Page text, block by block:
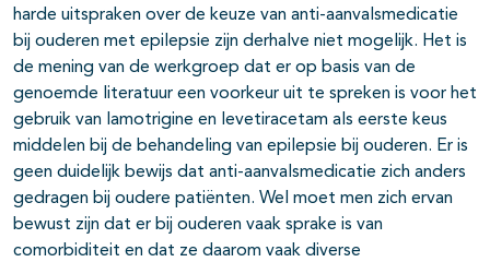
open- en dichtklappen
harde uitspraken over de keuze van anti-aanvalsmedicatie
bij ouderen met epilepsie zijn derhalve niet mogelijk. Het is
de mening van de werkgroep dat er op basis van de
genoemde literatuur een voorkeur uit te spreken is voor het
gebruik van lamotrigine en levetiracetam als eerste keus
middelen bij de behandeling van epilepsie bij ouderen. Er is
geen duidelijk bewijs dat anti-aanvalsmedicatie zich anders
gedragen bij oudere patiënten. Wel moet men zich ervan
bewust zijn dat er bij ouderen vaak sprake is van
comorbiditeit en dat ze daarom vaak diverse